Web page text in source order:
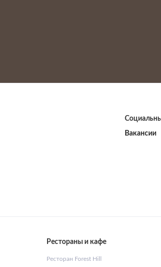
Вакансии
Рестораны и кафе
Ресторан Forest Hill